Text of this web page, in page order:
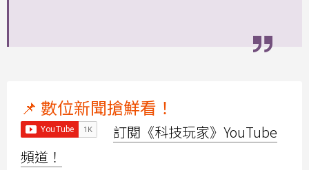
📌 數位新聞搶鮮看！
訂閱《科技玩家》YouTube
頻道！